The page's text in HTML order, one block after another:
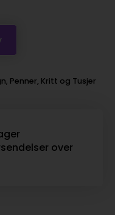
, Penner, Kritt og Tusjer
over